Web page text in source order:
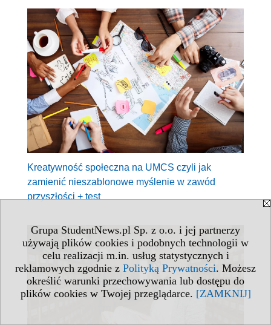
Grupa StudentNews.pl Sp. z o.o. i jej partnerzy
używają plików cookies i podobnych technologii w
celu realizacji m.in. usług statystycznych i
reklamowych zgodnie z Polityką Prywatności. Możesz
określić warunki przechowywania lub dostępu do
plików cookies w Twojej przeglądarce. [ZAMKNIJ]
Kreatywność społeczna na UMCS czyli jak
zamienić nieszablonowe myślenie w zawód
przyszłości + test